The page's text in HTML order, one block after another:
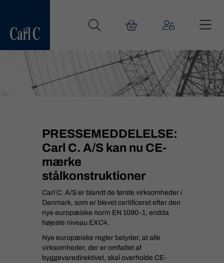
PRESSEMEDDELELSE:
Carl C. A/S kan nu CE-
mærke
stålkonstruktioner
Carl C. A/S er blandt de første virksomheder i
Danmark, som er blevet certificeret efter den
nye europæiske norm EN 1090-1, endda
højeste niveau EXC4.
Nye europæiske regler betyder, at alle
virksomheder, der er omfattet af
byggevaredirektivet, skal overholde CE-